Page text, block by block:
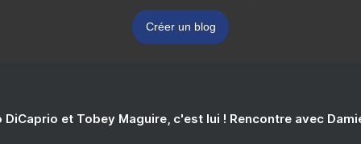
Créer un blog
DiCaprio et Tobey Maguire, c'est lui ! Rencontre avec